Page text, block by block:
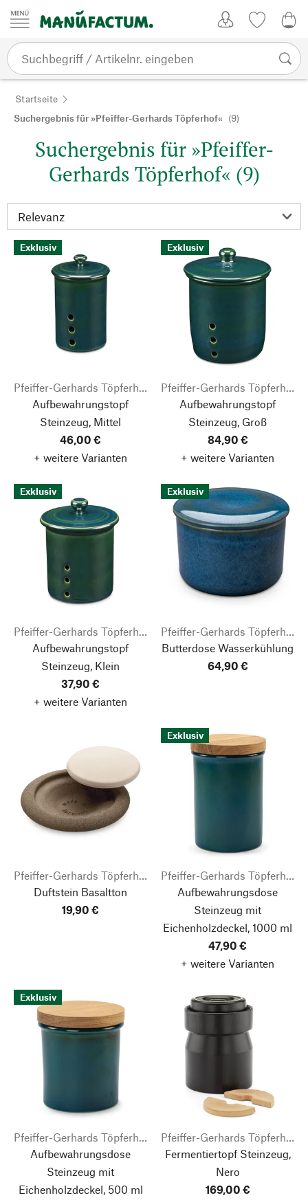
Zum Inhalt springen
Startseite
Suchergebnis für »Pfeiffer-Gerhards Töpferhof« (9)
Suchergebnis für »Pfeiffer-
Gerhards Töpferhof« (9)
Exklusiv
Pfeiffer-Gerhards Töpferhof
Aufbewahrungstopf
Steinzeug, Mittel
46,00 €
+ weitere Varianten
Exklusiv
Pfeiffer-Gerhards Töpferhof
Aufbewahrungstopf
Steinzeug, Groß
84,90 €
+ weitere Varianten
Exklusiv
Pfeiffer-Gerhards Töpferhof
Aufbewahrungstopf
Steinzeug, Klein
37,90 €
+ weitere Varianten
Exklusiv
Pfeiffer-Gerhards Töpferhof
Butterdose Wasserkühlung
64,90 €
Pfeiffer-Gerhards Töpferhof
Duftstein Basaltton
19,90 €
Exklusiv
Pfeiffer-Gerhards Töpferhof
Aufbewahrungsdose
Steinzeug mit
Eichenholzdeckel, 1000 ml
47,90 €
+ weitere Varianten
Exklusiv
Pfeiffer-Gerhards Töpferhof
Aufbewahrungsdose
Steinzeug mit
Eichenholzdeckel, 500 ml
Pfeiffer-Gerhards Töpferhof
Fermentiertopf Steinzeug,
Nero
169,00 €